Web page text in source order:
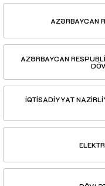
AZƏRBAYCAN
AZƏRBAYCAN
İQTİSADİYYAT